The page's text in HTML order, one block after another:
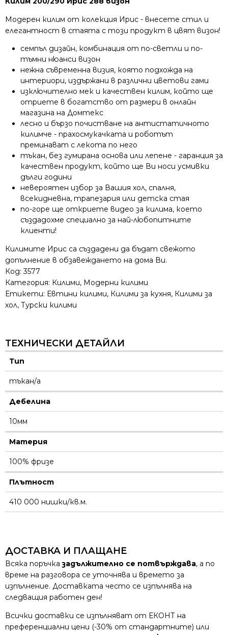
Модерен килим от колекция Ирис - внесете стил и
елегантност в стаята с този продукт в цвят визон!
семпъл дизайн, комбинация от по-светли и по-
тъмни нюанси визон
нежна съвременна визия, която подхожда на
интериори, издържани в различни цветови гами
изключително мек и качествен килим, който ще
отриете в богатство от размери в онлайн
магазина на Домтекс
лесно и бързо почистване на антистатичното
килимче - прахосмукачката и роботът
преминават с лекота по него
тъкан, без гумирана основа или лепене - гаранция за
качествен продукт, който ще Ви носи усмивки
дълги години
невероятен избор за Вашия хол, спалня,
всекидневна, трапезария или детска стая
по-горе ще откриете видео за килима, което
създадохме специално за най-любопитните
клиенти!
Килимите Ирис са създадени да бъдат свежото
допълнение в обзавеждането на дома Ви.
Код:3577
Категория: Килими, Модерни килими
Етикети: Евтини килими, Килими за кухня, Килими за
хол, Турски килими
ТЕХНИЧЕСКИ ДЕТАЙЛИ
Тип
тъкан/а
Дебелина
10мм
Материя
100% фризе
Плътност
410 000 нишки/кв.м.
ДОСТАВКА И ПЛАЩАНЕ
Всяка поръчказадължително се потвърждава, а по
време на разговора се уточнява и времето за
изпълнение. Доставката често се изпълнява на
следващия работен ден!
Всички доставки се изпълняват от ЕКОНТ на
преференциални цени (-30% от стандартните) или